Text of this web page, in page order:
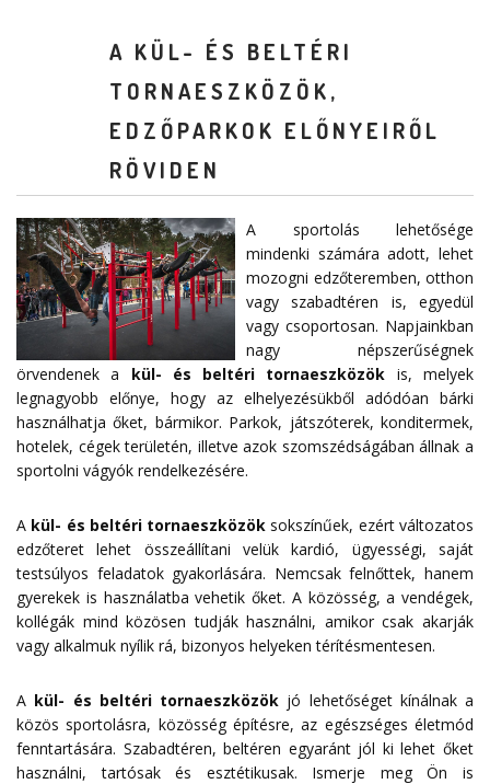
A KÜL- ÉS BELTÉRI
TORNAESZKÖZÖK,
EDZŐPARKOK ELŐNYEIRŐL
RÖVIDEN
A sportolás lehetősége
mindenki számára adott, lehet
mozogni edzőteremben, otthon
vagy szabadtéren is, egyedül
vagy csoportosan. Napjainkban
nagy népszerűségnek
örvendenek a kül- és beltéri tornaeszközök is, melyek
legnagyobb előnye, hogy az elhelyezésükből adódóan bárki
használhatja őket, bármikor. Parkok, játszóterek, konditermek,
hotelek, cégek területén, illetve azok szomszédságában állnak a
sportolni vágyók rendelkezésére.
A kül- és beltéri tornaeszközök sokszínűek, ezért változatos
edzőteret lehet összeállítani velük kardió, ügyességi, saját
testsúlyos feladatok gyakorlására. Nemcsak felnőttek, hanem
gyerekek is használatba vehetik őket. A közösség, a vendégek,
kollégák mind közösen tudják használni, amikor csak akarják
vagy alkalmuk nyílik rá, bizonyos helyeken térítésmentesen.
A kül- és beltéri tornaeszközök jó lehetőséget kínálnak a
közös sportolásra, közösség építésre, az egészséges életmód
fenntartására. Szabadtéren, beltéren egyaránt jól ki lehet őket
használni, tartósak és esztétikusak. Ismerje meg Ön is